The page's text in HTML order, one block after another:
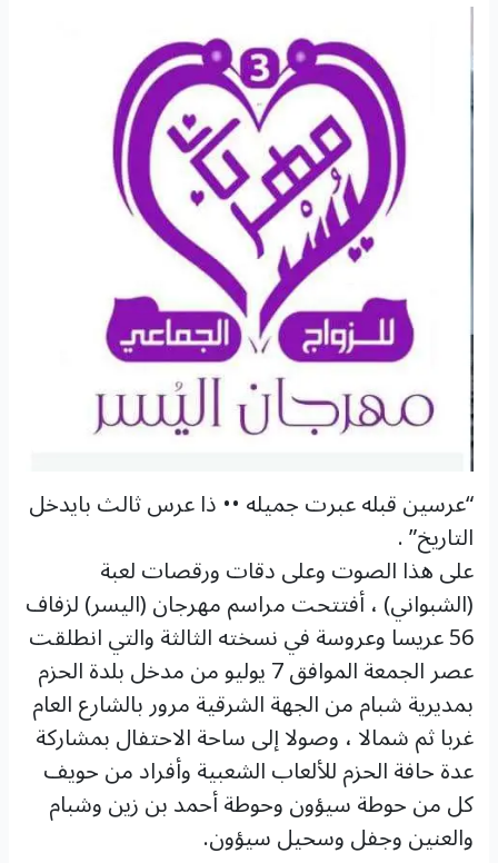
“عرسين قبله عبرت جميله •• ذا عرس ثالث بايدخل
التاريخ” .
على هذا الصوت وعلى دقات ورقصات لعبة
(الشبواني) ، أفتتحت مراسم مهرجان (اليسر) لزفاف
56 عريسا وعروسة في نسخته الثالثة والتي انطلقت
عصر الجمعة الموافق 7 يوليو من مدخل بلدة الحزم
بمديرية شبام من الجهة الشرقية مرور بالشارع العام
غربا ثم شمالا ، وصولا إلى ساحة الاحتفال بمشاركة
عدة حافة الحزم للألعاب الشعبية وأفراد من حويف
كل من حوطة سيؤون وحوطة أحمد بن زين وشبام
والعنين وجفل وسحيل سيؤون.